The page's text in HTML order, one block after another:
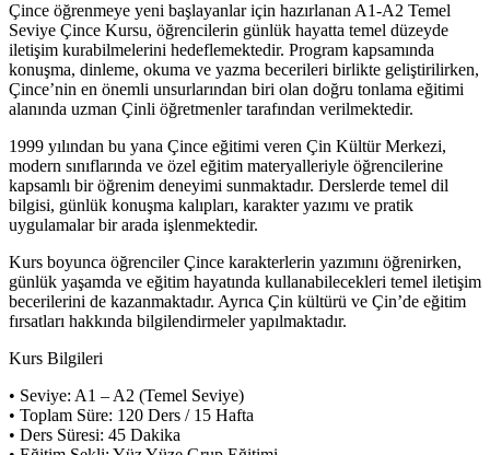
Çince öğrenmeye yeni başlayanlar için hazırlanan A1-A2 Temel
Seviye Çince Kursu, öğrencilerin günlük hayatta temel düzeyde
iletişim kurabilmelerini hedeflemektedir. Program kapsamında
konuşma, dinleme, okuma ve yazma becerileri birlikte geliştirilirken,
Çince’nin en önemli unsurlarından biri olan doğru tonlama eğitimi
alanında uzman Çinli öğretmenler tarafından verilmektedir.
1999 yılından bu yana Çince eğitimi veren Çin Kültür Merkezi,
modern sınıflarında ve özel eğitim materyalleriyle öğrencilerine
kapsamlı bir öğrenim deneyimi sunmaktadır. Derslerde temel dil
bilgisi, günlük konuşma kalıpları, karakter yazımı ve pratik
uygulamalar bir arada işlenmektedir.
Kurs boyunca öğrenciler Çince karakterlerin yazımını öğrenirken,
günlük yaşamda ve eğitim hayatında kullanabilecekleri temel iletişim
becerilerini de kazanmaktadır. Ayrıca Çin kültürü ve Çin’de eğitim
fırsatları hakkında bilgilendirmeler yapılmaktadır.
Kurs Bilgileri
• Seviye: A1 – A2 (Temel Seviye)
• Toplam Süre: 120 Ders / 15 Hafta
• Ders Süresi: 45 Dakika